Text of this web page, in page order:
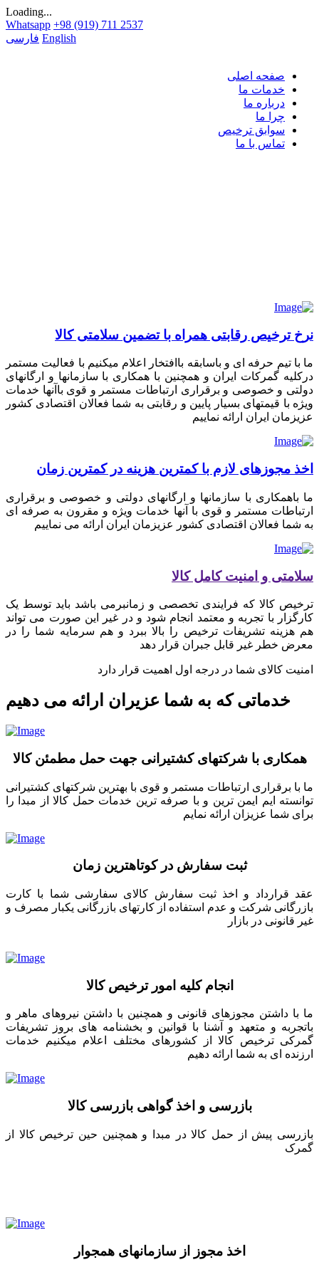
Loading...
Whatsapp +98 (919) 711 2537
فارسی English
صفحه اصلی
خدمات ما
درباره ما
چرا ما
سوابق ترخیص
تماس با ما
نرخ ترخیص رقابتی همراه با تضمین سلامتی کالا
ما با تیم حرفه ای و باسابقه باافتخار اعلام میکنیم با فعالیت مستمر
درکلیه گمرکات ایران و همچنین با همکاری با سازمانها و ارگانهای
دولتی و خصوصی و برقراری ارتباطات مستمر و قوی باآنها خدمات
ویژه با قیمتهای بسیار پایین و رقابتی به شما فعالان اقتصادی کشور
عزیزمان ایران ارائه نماییم
اخذ مجوزهای لازم با کمترین هزینه در کمترین زمان
ما باهمکاری با سازمانها و ارگانهای دولتی و خصوصی و برقراری
ارتباطات مستمر و قوی با آنها خدمات ویژه و مقرون به صرفه ای
به شما فعالان اقتصادی کشور عزیزمان ایران ارائه می نماییم
سلامتی و امنیت کامل کالا
ترخیص کالا که فرایندی تخصصی و زمانبرمی باشد باید توسط یک
کارگزار با تجربه و معتمد انجام شود و در غیر این صورت می تواند
هم هزینه تشریفات ترخیص را بالا ببرد و هم سرمایه شما را در
معرض خطر غیر قابل جبران قرار دهد
امنیت کالای شما در درجه اول اهمیت قرار دارد
خدماتی که به شما عزیران ارائه می دهیم
همکاری با شرکتهای کشتیرانی جهت حمل مطمئن کالا
ما با برقراری ارتباطات مستمر و قوی با بهترین شرکتهای کشتیرانی
توانسته ایم ایمن ترین و با صرفه ترین خدمات حمل کالا از مبدا را
برای شما عزیزان ارائه نمایم
ثبت سفارش در کوتاهترین زمان
عقد قرارداد و اخذ ثبت سفارش کالای سفارشی شما با کارت
بازرگانی شرکت و عدم استفاده از کارتهای بازرگانی یکبار مصرف و
غیر قانونی در بازار
انجام کلیه امور ترخیص کالا
ما با داشتن مجوزهای قانونی و همچنین با داشتن نیروهای ماهر و
باتجربه و متعهد و آشنا با قوانین و بخشنامه های بروز تشریفات
گمرکی ترخیص کالا از کشورهای مختلف اعلام میکنیم خدمات
ارزنده ای به شما ارائه دهیم
بازرسی و اخذ گواهی بازرسی کالا
بازرسی پیش از حمل کالا در مبدا و همچنین حین ترخیص کالا از
گمرک
اخذ مجوز از سازمانهای همجوار